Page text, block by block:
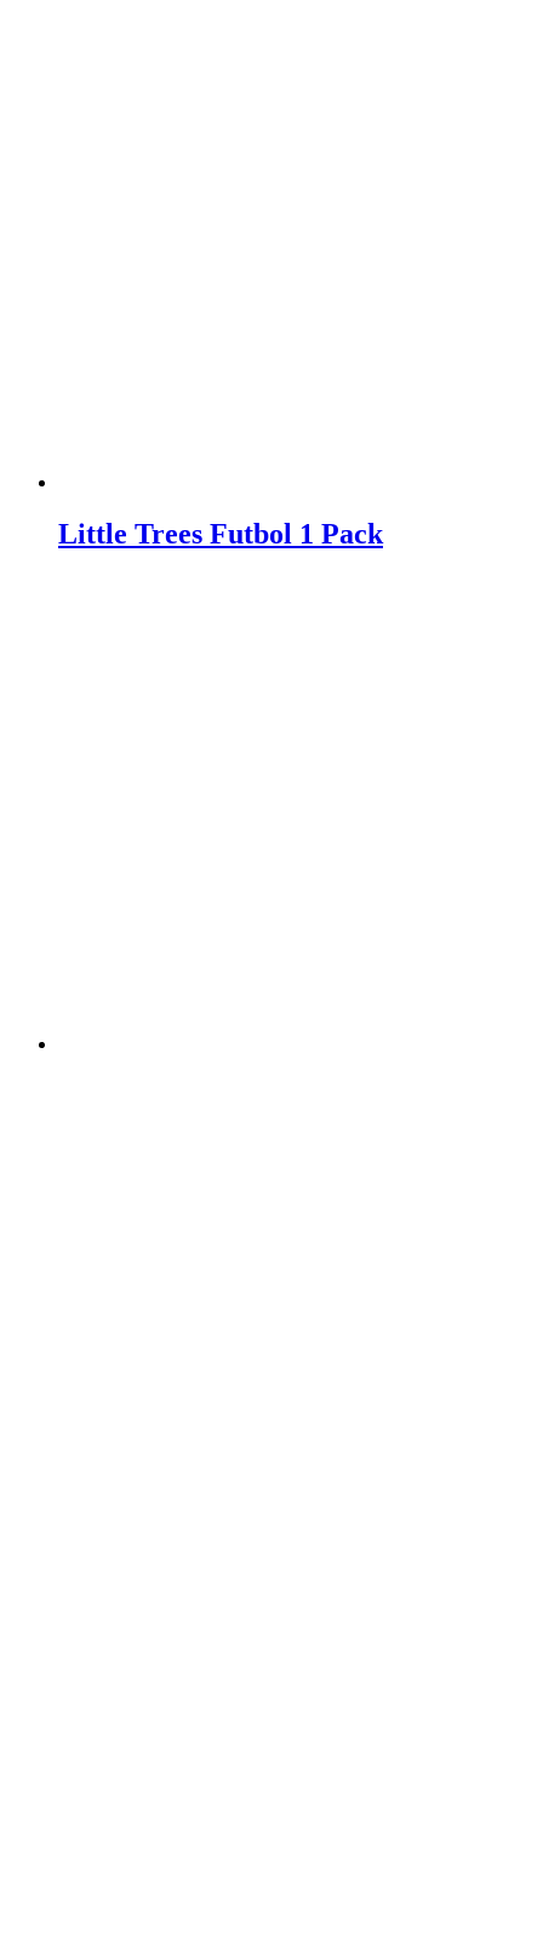
Little Trees Futbol 1 Pack